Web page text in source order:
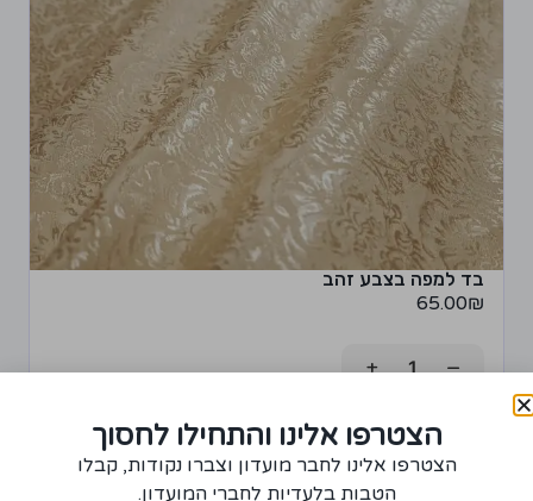
בד למפה בצבע זהב
65.00₪
−
+
רכישת יחידה ממוצר זה תצברו 3 נקודות!
הוספה לסל
הצטרפו אלינו והתחילו לחסוך
הצטרפו אלינו לחבר מועדון וצברו נקודות, קבלו
הטבות בלעדיות לחברי המועדון.